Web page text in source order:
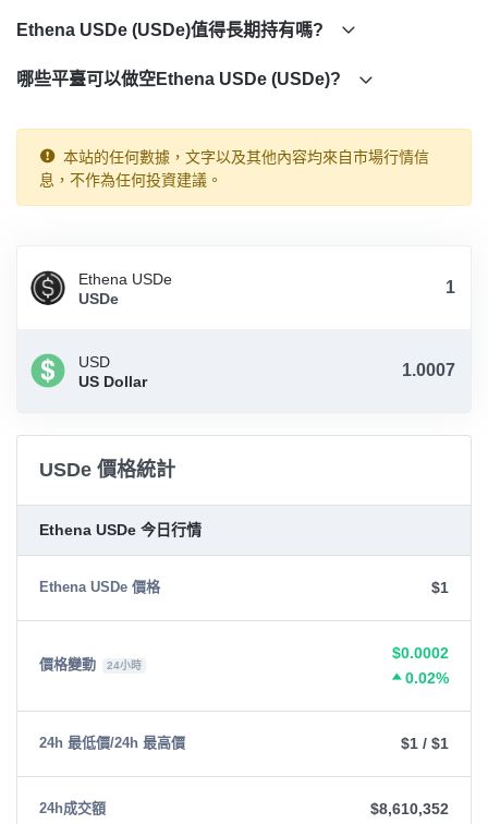
Ethena 鑄造和贖回 USDe 并在 Binance 或 Curve 池等外部市場交
易 USDe 來捕獲價格錯位，從而完成跨市場套利。
Ethena USDe (USDe) 社交聯繫方式
Twitter:https://twitter.com/ethena_labs
Discord:https://discord.com/invite/HVfuYyNm8S
Telegram:https://t.me/ethena_labs
0x4c9edd5852cd905f086c759e8383e09bff1e68b3
BNB Chain(BEP20):
Ethena USDe (USDe)值得長期持有嗎?
哪些平臺可以做空Ethena USDe (USDe)?
本站的任何數據，文字以及其他內容均來自市場行情信
息，不作為任何投資建議。
Ethena USDe
USDe
USD
US Dollar
USDe 價格統計
Ethena USDe 今日行情
Ethena USDe 價格 $1
價格變動 24小時
$0.0002
0.02%
24h 最低價/24h 最高價 $1 / $1
24h成交額 $8,610,352